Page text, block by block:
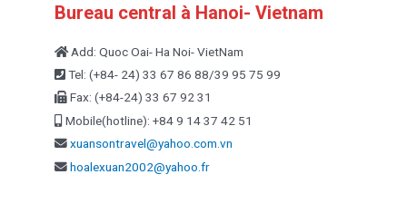
Bureau central à Hanoi- Vietnam
Add: Quoc Oai- Ha Noi- VietNam
Tel: (+84- 24) 33 67 86 88/39 95 75 99
Fax: (+84-24) 33 67 92 31
Mobile(hotline): +84 9 14 37 42 51
xuansontravel@yahoo.com.vn
hoalexuan2002@yahoo.fr